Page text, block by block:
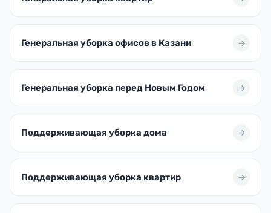
Генеральная уборка офисов в Казани
Генеральная уборка перед Новым Годом
Поддерживающая уборка дома
Поддерживающая уборка квартир